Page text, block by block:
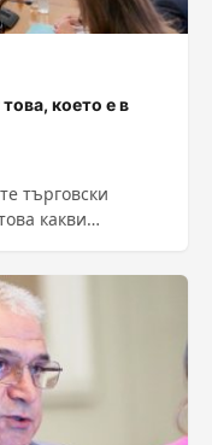
което е в
търговски
какви